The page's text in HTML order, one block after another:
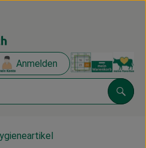
Anmelden
öffnen oder